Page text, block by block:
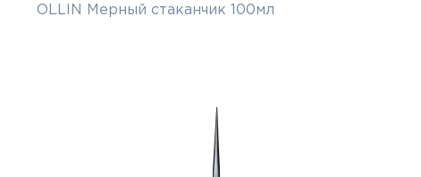
OLLIN Мерный стаканчик 100мл